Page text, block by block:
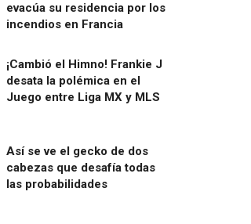
evacúa su residencia por los
incendios en Francia
¡Cambió el Himno! Frankie J
desata la polémica en el
Juego entre Liga MX y MLS
Así se ve el gecko de dos
cabezas que desafía todas
las probabilidades